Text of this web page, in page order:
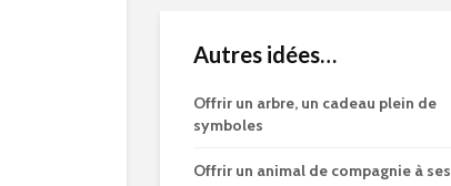
Autres idées…
Offrir un arbre, un cadeau plein de
symboles
Offrir un animal de compagnie à ses